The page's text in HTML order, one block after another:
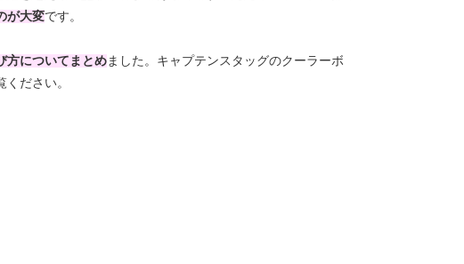
が大変です。
方についてまとめました。キャプテンスタッグのクーラーボ
ださい。